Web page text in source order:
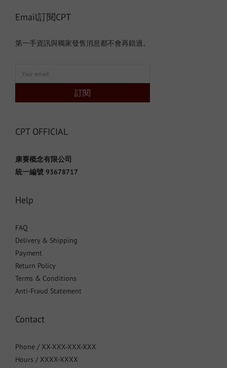
Email訂閱CPT
第一手資訊與獨家發售消息都不會再錯過。
訂閱
CPT OFFICIAL
康賽概念有限公司
統一編號 93678717
Help
FAQ
Delivery & Shipping
Payment
Return Policy
Terms & Conditions
Anti-Fraud Statement
Contact
Phone / XX-XXX-XXX-XXX
Hours / XXXX-XXXX